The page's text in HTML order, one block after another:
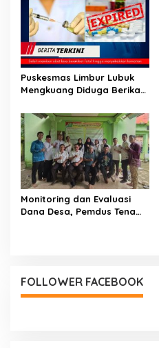
Bara di Jalinsum Bungo
Puskesmas Limbur Lubuk
Mengkuang Diduga Berikan
Pasien
Monitoring dan Evaluasi
Dana Desa, Pemdus Tenam
FOLLOWER FACEBOOK